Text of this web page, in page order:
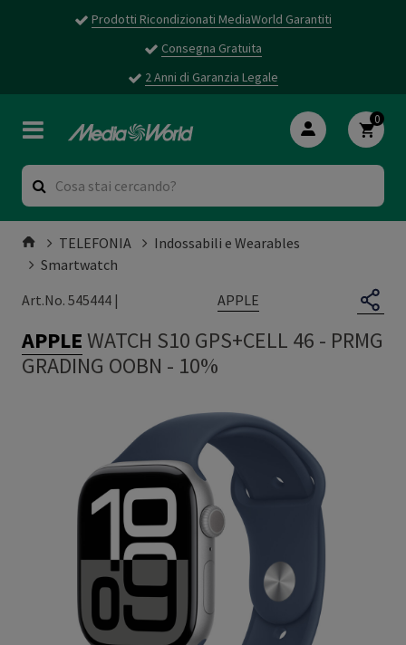
Prodotti Ricondizionati MediaWorld Garantiti
Consegna Gratuita
2 Anni di Garanzia Legale
0
TELEFONIA
Indossabili e Wearables
Smartwatch
Art.No. 545444 |
APPLE
APPLEWATCH S10 GPS+CELL 46 - PRMG
GRADING OOBN - 10%